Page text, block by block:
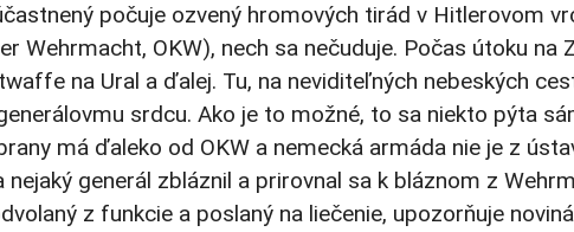
počuje ozvený hromových tirád v Hitlerovom
Wehrmacht, OKW), nech sa nečuduje. Počas útoku na
na Ural a ďalej. Tu, na neviditeľných nebeských
srdcu. Ako je to možné, to sa niekto pýta
má ďaleko od OKW a nemecká armáda nie je z
generál zbláznil a prirovnal sa k bláznom z
z funkcie a poslaný na liečenie, upozorňuje